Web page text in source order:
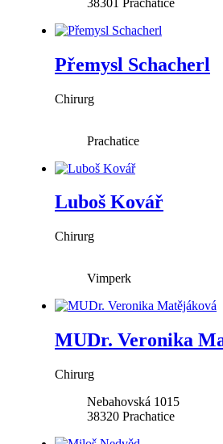
Přemysl Schacherl
Chirurg
Prachatice
Luboš Kovář
Chirurg
Vimperk
MUDr. Veronika
Chirurg
Nebahovská 1015
38320 Prachatice